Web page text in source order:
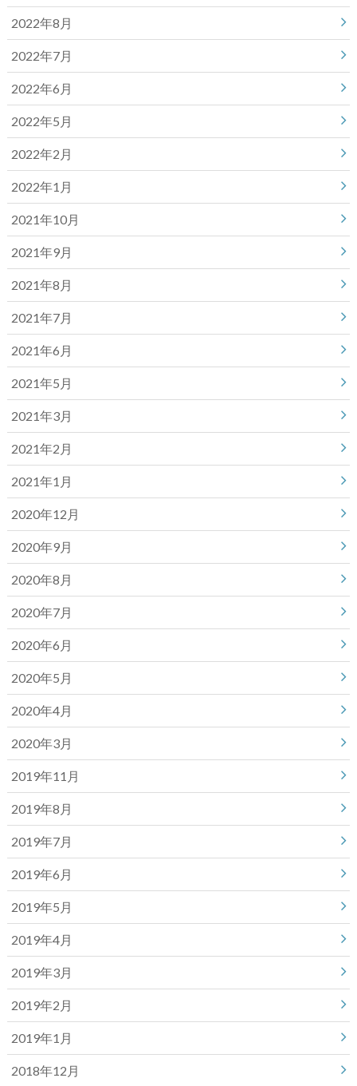
2022年8月
2022年7月
2022年6月
2022年5月
2022年2月
2022年1月
2021年10月
2021年9月
2021年8月
2021年7月
2021年6月
2021年5月
2021年3月
2021年2月
2021年1月
2020年12月
2020年9月
2020年8月
2020年7月
2020年6月
2020年5月
2020年4月
2020年3月
2019年11月
2019年8月
2019年7月
2019年6月
2019年5月
2019年4月
2019年3月
2019年2月
2019年1月
2018年12月